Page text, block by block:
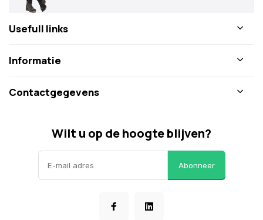
Usefull links
Informatie
Contactgegevens
Wilt u op de hoogte blijven?
Abonneer